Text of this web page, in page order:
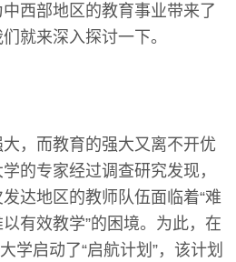
西部地区的教育事业带来了
就来深入探讨一下。
，而教育的强大又离不开优
的专家经过调查研究发现，
达地区的教师队伍面临着“难
有效教学”的困境。为此，在
学启动了“启航计划”，该计划